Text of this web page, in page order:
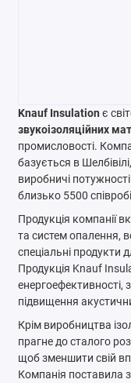
Knauf Insulation є
звукоізоляційних
промисловості.
базується в
виробничі
близько 5500
Продукція компанії
та систем опалення,
спеціальні продукти
Продукція Knauf
енергоефективності,
підвищення
Крім виробництва
прагне до сталого
щоб зменшити свій
Компанія поставила